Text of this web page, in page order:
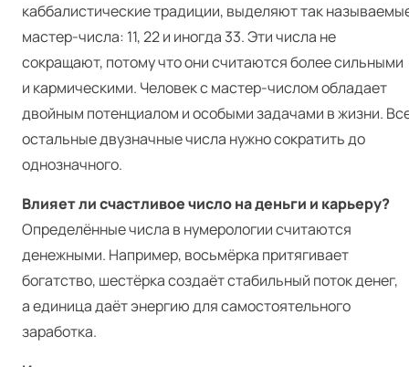
каббалистические традиции, выделяют так
мастер-числа: 11, 22 и иногда 33. Эти числа не
сокращают, потому что они считаются более сильными
и кармическими. Человек с мастер-числом обладает
двойным потенциалом и особыми задачами в жизни.
остальные двузначные числа нужно сократить до
однозначного.
Влияет ли счастливое число на деньги и карьеру?
Определённые числа в нумерологии считаются
денежными. Например, восьмёрка притягивает
богатство, шестёрка создаёт стабильный поток денег,
а единица даёт энергию для самостоятельного
заработка.